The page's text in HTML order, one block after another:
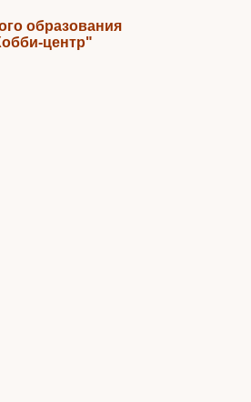
образования
центр"